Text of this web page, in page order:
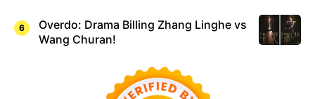
Overdo: Drama Billing Zhang Linghe vs
Wang Churan!